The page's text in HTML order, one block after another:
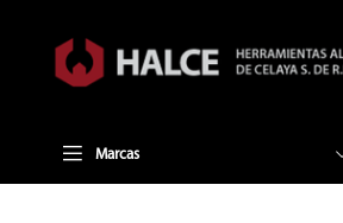
Marcas